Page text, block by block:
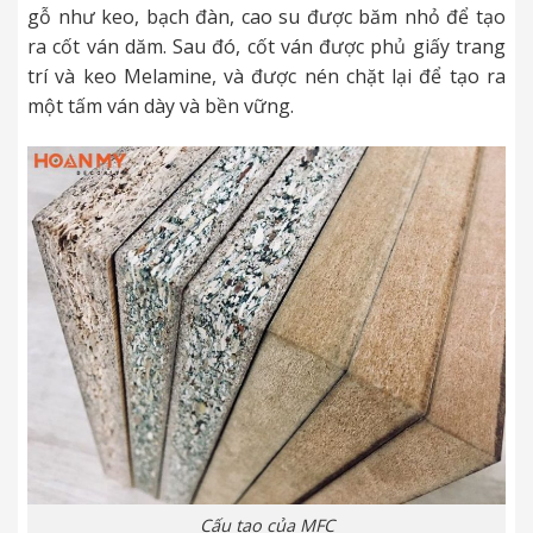
gỗ như keo, bạch đàn, cao su được băm nhỏ để tạo
ra cốt ván dăm. Sau đó, cốt ván được phủ giấy trang
trí và keo Melamine, và được nén chặt lại để tạo ra
một tấm ván dày và bền vững.
Cấu tạo của MFC